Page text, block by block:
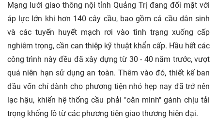
Mạng lưới giao thông nội tỉnh Quảng Trị đang đối mặt với
áp lực lớn khi hơn 140 cây cầu, bao gồm cả cầu dân sinh
và các tuyến huyết mạch rơi vào tình trạng xuống cấp
nghiêm trọng, cần can thiệp kỹ thuật khẩn cấp. Hầu hết các
công trình này đều đã xây dựng từ 30 - 40 năm trước, vượt
quá niên hạn sử dụng an toàn. Thêm vào đó, thiết kế ban
đầu vốn chỉ dành cho phương tiện nhỏ hẹp nay đã trở nên
lạc hậu, khiến hệ thống cầu phải "oằn mình" gánh chịu tải
trọng khổng lồ từ các phương tiện giao thương hiện đại.